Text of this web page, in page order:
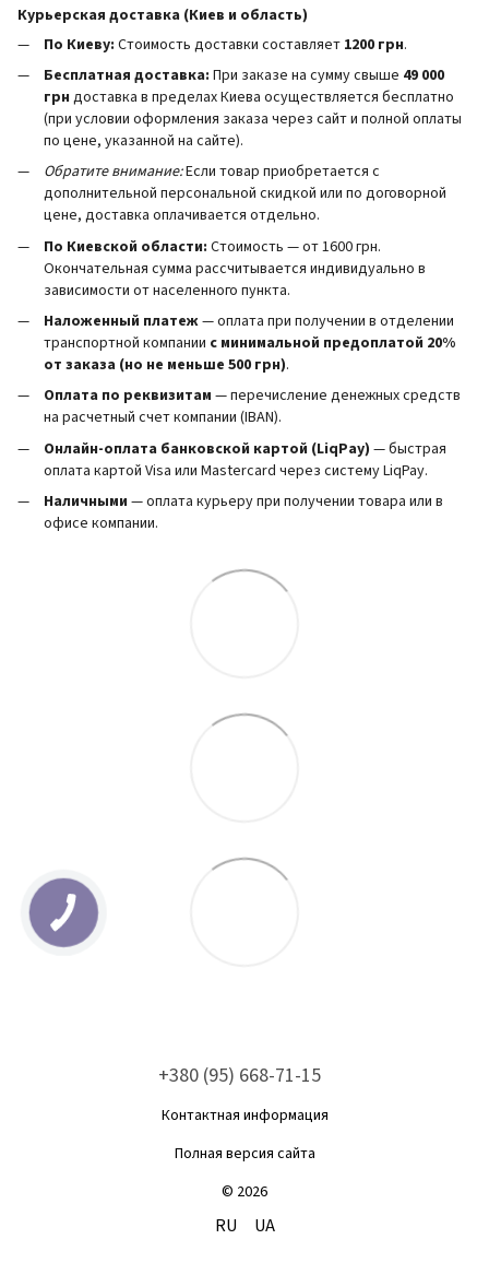
Курьерская доставка (Киев и область)
По Киеву: Стоимость доставки составляет 1200 грн.
Бесплатная доставка: При заказе на сумму свыше 49 000
грн доставка в пределах Киева осуществляется бесплатно
(при условии оформления заказа через сайт и полной оплаты
по цене, указанной на сайте).
Обратите внимание:Если товар приобретается с
дополнительной персональной скидкой или по договорной
цене, доставка оплачивается отдельно.
По Киевской области: Стоимость — от 1600 грн.
Окончательная сумма рассчитывается индивидуально в
зависимости от населенного пункта.
Наложенный платеж— оплата при получении в отделении
транспортной компании с минимальной предоплатой 20%
от заказа (но не меньше 500 грн).
Оплата по реквизитам — перечисление денежных средств
на расчетный счет компании (IBAN).
Онлайн-оплата банковской картой (LiqPay) — быстрая
оплата картой Visa или Mastercard через систему LiqPay.
Наличными — оплата курьеру при получении товара или в
офисе компании.
+380 (95) 668-71-15
Контактная информация
Полная версия сайта
© 2026
RU UA